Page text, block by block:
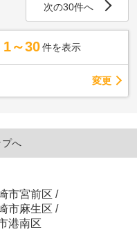
次の30件へ
1～30 件を表示
変更
プへ
市宮前区 /
市麻生区 /
港南区